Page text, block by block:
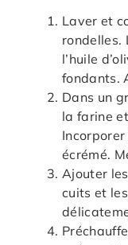
Laver et
rondelles.
l’huile
fondants.
Dans un
la farine
écrémé.
Ajouter
cuits et